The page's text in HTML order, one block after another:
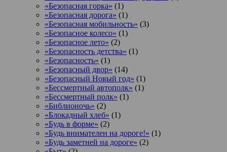
«Безопасная горка» (1)
«Безопасная дорога» (1)
«Безопасная мобильность» (3)
«Безопасное колесо» (1)
«Безопасное лето» (2)
«Безопасность детства» (1)
«Безопасность» (1)
«Безопасный двор» (14)
«Безопасный Новый год» (1)
«Бессмертный автополк» (1)
«Бессмертный полк» (1)
«Библионочь» (2)
«Блокадный хлеб» (1)
«Будь в форме» (2)
«Будь внимателен на дороге!» (1)
«Будь заметней на дороге» (2)